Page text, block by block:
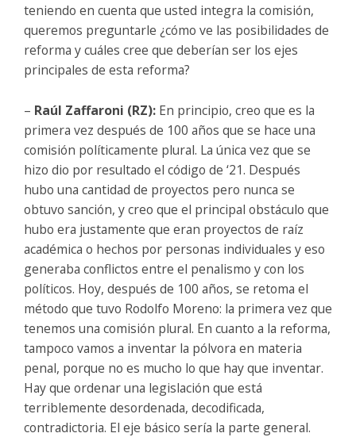
teniendo en cuenta que usted integra la comisión,
queremos preguntarle ¿cómo ve las posibilidades de
reforma y cuáles cree que deberían ser los ejes
principales de esta reforma?
– Raúl Zaffaroni (RZ): En principio, creo que es la
primera vez después de 100 años que se hace una
comisión políticamente plural. La única vez que se
hizo dio por resultado el código de ‘21. Después
hubo una cantidad de proyectos pero nunca se
obtuvo sanción, y creo que el principal obstáculo que
hubo era justamente que eran proyectos de raíz
académica o hechos por personas individuales y eso
generaba conflictos entre el penalismo y con los
políticos. Hoy, después de 100 años, se retoma el
método que tuvo Rodolfo Moreno: la primera vez que
tenemos una comisión plural. En cuanto a la reforma,
tampoco vamos a inventar la pólvora en materia
penal, porque no es mucho lo que hay que inventar.
Hay que ordenar una legislación que está
terriblemente desordenada, decodificada,
contradictoria. El eje básico sería la parte general.